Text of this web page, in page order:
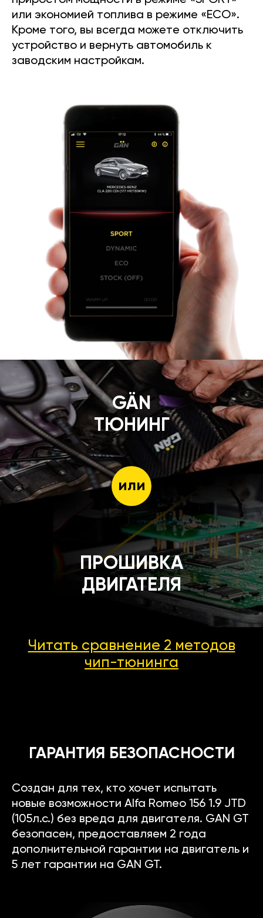
или экономией топлива в режиме «ECO».
Кроме того, вы всегда можете отключить
устройство и вернуть автомобиль к
заводским настройкам.
GÄN
ТЮНИНГ
или
ПРОШИВКА
ДВИГАТЕЛЯ
Читать сравнение 2 методов
чип-тюнинга
ГАРАНТИЯ БЕЗОПАСНОСТИ
Создан для тех, кто хочет испытать
новые возможности Alfa Romeo 156 1.9 JTD
(105л.с.) без вреда для двигателя. GAN GT
безопасен, предоставляем 2 года
дополнительной гарантии на двигатель и
5 лет гарантии на GAN GT.